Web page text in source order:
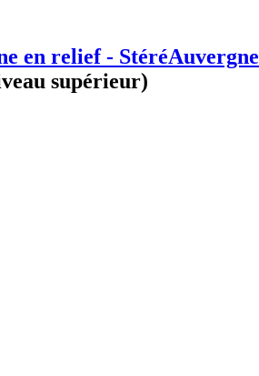
en relief - StéréAuvergne
supérieur)